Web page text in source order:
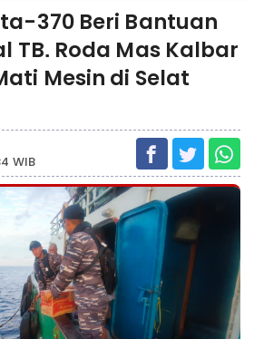
370 Beri Bantuan
TB. Roda Mas Kalbar
Mesin di Selat
WIB